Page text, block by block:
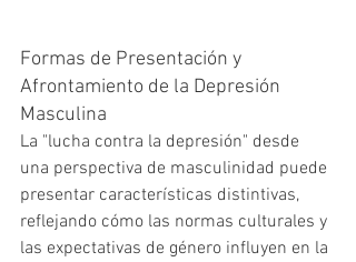
Formas de Presentación y
Afrontamiento de la Depresión
Masculina
La "lucha contra la depresión" desde
una perspectiva de masculinidad puede
presentar características distintivas,
reflejando cómo las normas culturales y
las expectativas de género influyen en la